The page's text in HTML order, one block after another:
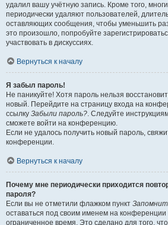
удалил вашу учётную запись. Кроме того,
периодически удаляют пользователей,
оставляющих сообщения, чтобы уменьшить
это произошло, попробуйте
участвовать в дискуссиях.
Вернуться к началу
Я забыл пароль!
Не паникуйте! Хотя пароль нельзя
новый. Перейдите на страницу входа на
ссылку Забыли пароль?. Следуйте
сможете войти на конференцию.
Если не удалось получить новый пароль,
конференции.
Вернуться к началу
Почему мне периодически приходится
пароля?
Если вы не отметили флажком пункт
оставаться под своим именем на конференции
ограниченное время. Это сделано для того,